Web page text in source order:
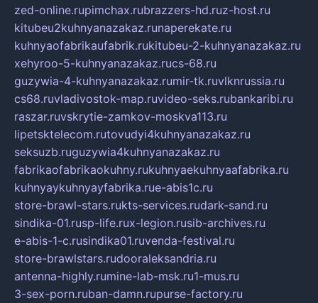
zed-online.rupimchax.rubrazzers-hd.ruz-host.ru
kitubeu2kuhnyanazakaz.runaperekate.ru
kuhnyaofabrikaufabrik.rukitubeu-2-kuhnyanazakaz.ru
xehyroo-5-kuhnyanazakaz.rucs-68.ru
guzywia-4-kuhnyanazakaz.rumir-tk.ruvlknrussia.ru
cs68.ruvladivostok-map.ruvideo-seks.rubankaribi.ru
raszar.ruvskrytie-zamkov-moskva113.ru
lipetsktelecom.rutovudyi4kuhnyanazakaz.ru
seksuzb.ruguzywia4kuhnyanazakaz.ru
fabrikaofabrikaokuhny.rukuhnyaekuhnyaafabrika.ru
kuhnyaykuhnyayfabrika.rue-abis1c.ru
store-brawl-stars.rukts-services.rudark-sand.ru
sindika-01.rusp-life.rux-legion.rusib-archives.ru
e-abis-1-c.rusindika01.ruvenda-festival.ru
store-brawlstars.rudooraleksandria.ru
antenna-highly.rumine-lab-msk.ru1-mus.ru
3-sex-porn.ruban-damn.rupurse-factory.ru